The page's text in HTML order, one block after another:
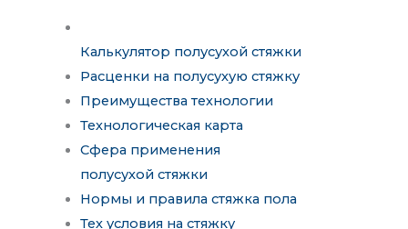
Калькулятор полусухой стяжки
Расценки на полусухую стяжку
Преимущества технологии
Технологическая карта
Сфера применения
полусухой стяжки
Нормы и правила стяжка пола
Тех условия на стяжку